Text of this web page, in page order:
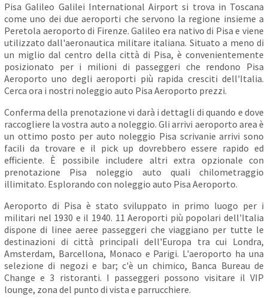
Pisa Galileo Galilei International Airport si trova in Toscana
come uno dei due aeroporti che servono la regione insieme a
Peretola aeroporto di Firenze. Galileo era nativo di Pisa e viene
utilizzato dall'aeronautica militare italiana. Situato a meno di
un miglio dal centro della città di Pisa, è convenientemente
posizionato per i milioni di passeggeri che rendono Pisa
Aeroporto uno degli aeroporti più rapida cresciti dell'Italia.
Cerca ora i nostri noleggio auto Pisa Aeroporto prezzi.
Conferma della prenotazione vi darà i dettagli di quando e dove
raccogliere la vostra auto a noleggio. Gli arrivi aeroporto area è
un ottimo posto per auto noleggio Pisa scrivanie arrivi sono
facili da trovare e il pick up dovrebbero essere rapido ed
efficiente. È possibile includere altri extra opzionale con
prenotazione Pisa noleggio auto quali chilometraggio
illimitato. Esplorando con noleggio auto Pisa Aeroporto.
Aeroporto di Pisa è stato sviluppato in primo luogo per i
militari nel 1930 e il 1940. 11 Aeroporti più popolari dell'Italia
dispone di linee aeree passeggeri che viaggiano per tutte le
destinazioni di città principali dell'Europa tra cui Londra,
Amsterdam, Barcellona, Monaco e Parigi. L'aeroporto ha una
selezione di negozi e bar; c'è un chimico, Banca Bureau de
Change e 3 ristoranti. I passeggeri possono visitare il VIP
lounge, zona del punto di vista e parrucchiere.